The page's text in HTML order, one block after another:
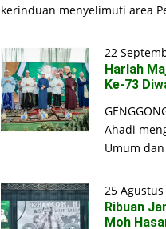
kerinduan menyelimuti area
22
Harlah
Ke-73
Ahadi
Umum
25
Ribuan
Moh